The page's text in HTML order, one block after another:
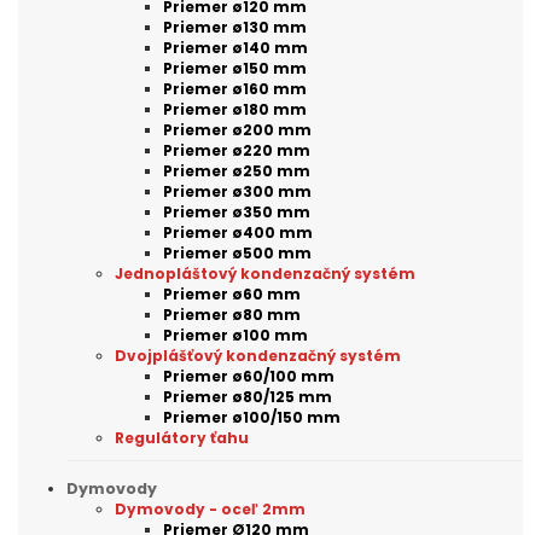
Priemer ø120 mm
Priemer ø130 mm
Priemer ø140 mm
Priemer ø150 mm
Priemer ø160 mm
Priemer ø180 mm
Priemer ø200 mm
Priemer ø220 mm
Priemer ø250 mm
Priemer ø300 mm
Priemer ø350 mm
Priemer ø400 mm
Priemer ø500 mm
Jednopláštový kondenzačný systém
Priemer ø60 mm
Priemer ø80 mm
Priemer ø100 mm
Dvojplášťový kondenzačný systém
Priemer ø60/100 mm
Priemer ø80/125 mm
Priemer ø100/150 mm
Regulátory ťahu
Dymovody
Dymovody - oceľ 2mm
Priemer Ø120 mm